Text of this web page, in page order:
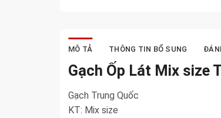
MÔ TẢ THÔNG TIN BỔ SUNG
Gạch Ốp Lát Mix size
Gạch Trung Quốc
KT: Mix size